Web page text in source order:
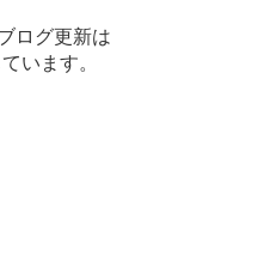
ログ更新は
います。